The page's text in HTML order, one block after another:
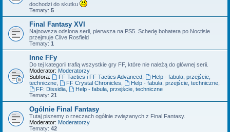
dochodzi do skutku
Tematy: 5
Final Fantasy XVI
Najnowsza odsłona serii, pierwsza na PS5. Schedę bohatera po Noctisie
przejmuje Clive Rosfield
Tematy: 1
Inne FFy
Do tej kategorii trafią wszystkie gry FF, które nie należą do głównej serii.
Moderator: Moderatorzy
Subfora:
FF Tactics i FF Tactics Advanced,
Help - fabuła, przejście,
techniczne
FF Crystal Chronicles Help - fabuła, przejście, techniczne,
FF: Dissidia,
Help - fabuła, przejście, techniczne
Tematy: 21
Ogólnie Final Fantasy
Tutaj piszemy o rzeczach ogólnie związanych z Final Fantasy.
Moderator: Moderatorzy
Tematy: 42